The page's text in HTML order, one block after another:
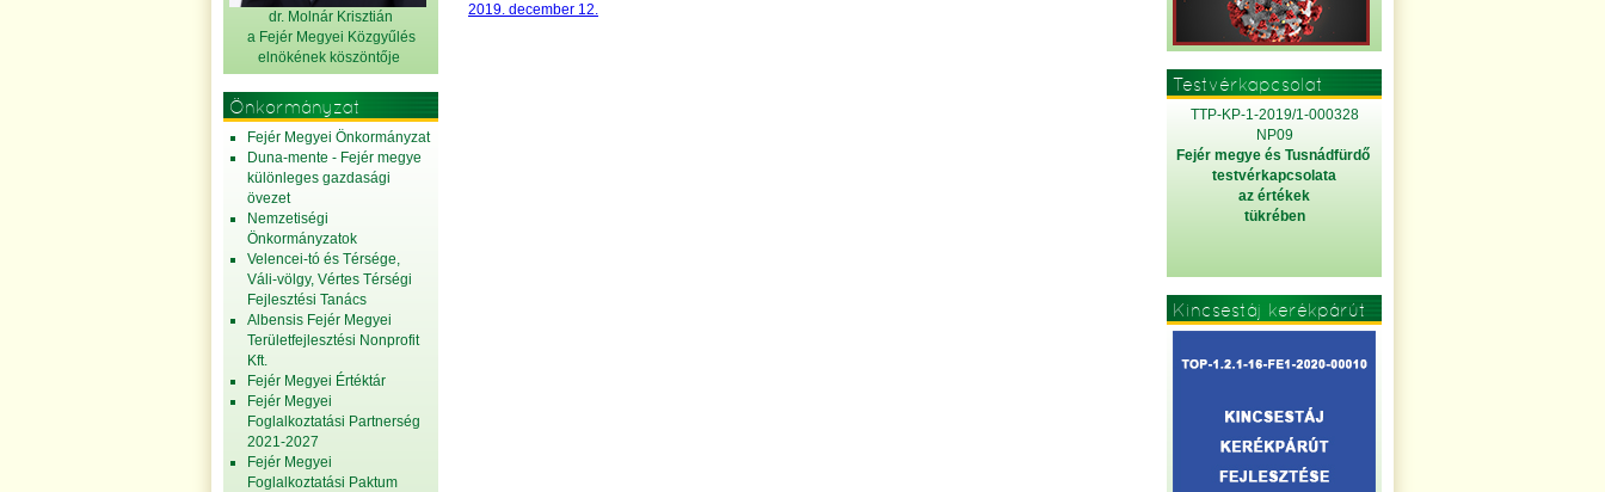
dr. Molnár Krisztián
a Fejér Megyei Közgyűlés
elnökének köszöntője
Önkormányzat
Fejér Megyei Önkormányzat
Duna-mente - Fejér megye
különleges gazdasági
övezet
Nemzetiségi
Önkormányzatok
Velencei-tó és Térsége,
Váli-völgy, Vértes Térségi
Fejlesztési Tanács
Albensis Fejér Megyei
Területfejlesztési Nonprofit
Kft.
Fejér Megyei Értéktár
Fejér Megyei
Foglalkoztatási Partnerség
2021-2027
Fejér Megyei
Foglalkoztatási Paktum
2019. december 12.
Testvérkapcsolat
TTP-KP-1-2019/1-000328
NP09
Fejér megye és Tusnádfürdő
testvérkapcsolata
az értékek
tükrében
Kincsestáj kerékpárút